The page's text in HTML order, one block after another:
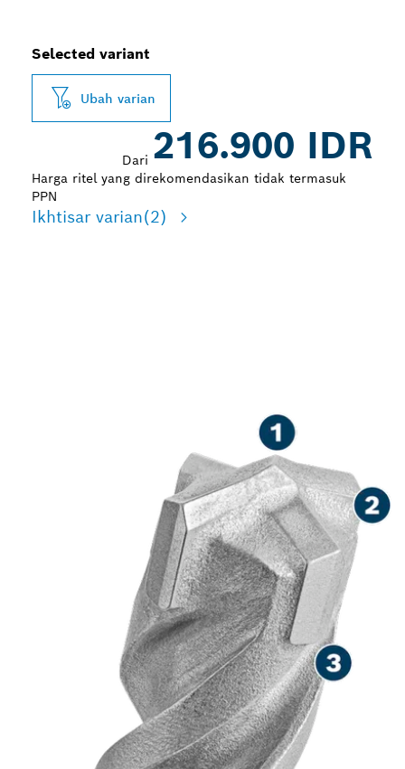
Selected variant
Ubah varian
Dari 216.900 IDR
Harga ritel yang direkomendasikan tidak termasuk
PPN
Ikhtisar varian(2)